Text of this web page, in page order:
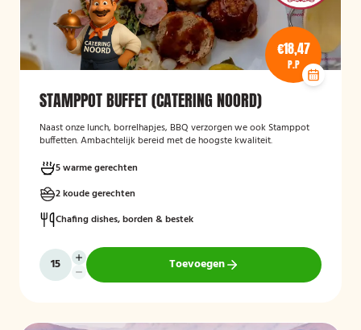
€18,47
P.P
STAMPPOT BUFFET (CATERING NOORD)
Naast onze lunch, borrelhapjes, BBQ verzorgen we ook Stamppot
buffetten. Ambachtelijk bereid met de hoogste kwaliteit.
5 warme gerechten
2 koude gerechten
Chafing dishes, borden & bestek
Toevoegen